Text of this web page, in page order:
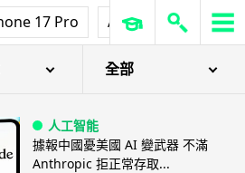
17 Pro AirPods Pro 3
全部
人工智能
據報中國憂美國 AI 變武器 不滿
Anthropic 拒正常存取...